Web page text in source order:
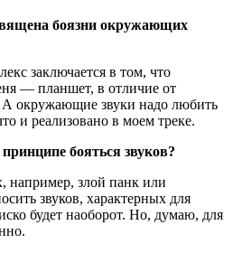
боязни окружающих
заключается в том, что
— планшет, в отличие от
окружающие звуки надо любить
и реализовано в моем треке.
бояться звуков?
злой панк или
звуков, характерных для
будет наоборот. Но, думаю, для